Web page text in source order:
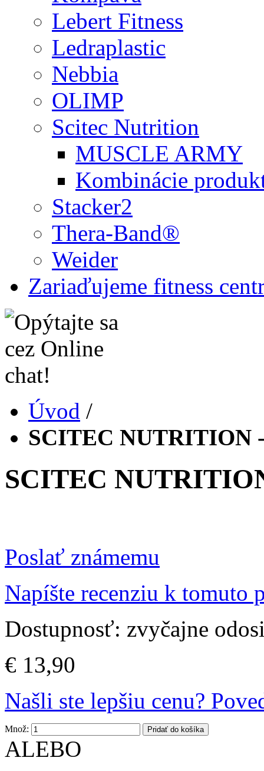
Lebert Fitness
Ledraplastic
Nebbia
OLIMP
Scitec Nutrition
MUSCLE ARMY
Kombinácie
Stacker2
Thera-Band®
Weider
Zariaďujeme fitness
Úvod /
SCITEC NUTRITION
SCITEC
Poslať známemu
Napíšte recenziu k tomuto
Dostupnosť: zvyčajne
€ 13,90
Našli ste lepšiu cenu?
Množ: Pridať do košíka
ALEBO